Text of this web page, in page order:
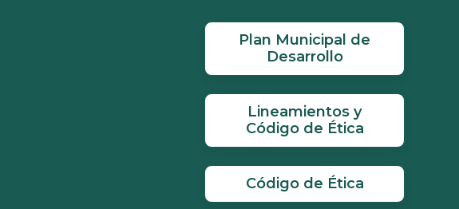
Plan Municipal de
Desarrollo
Lineamientos y
Código de Ética
Código de Ética